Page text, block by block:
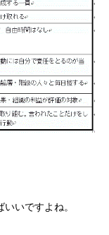
いですよね。